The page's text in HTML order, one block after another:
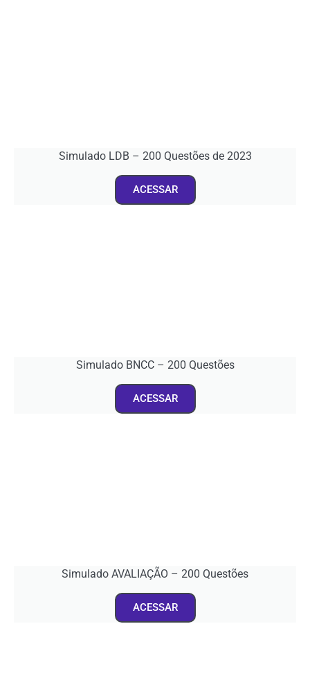
Simulado LDB – 200 Questões de 2023
ACESSAR
Simulado BNCC – 200 Questões
ACESSAR
Simulado AVALIAÇÃO – 200 Questões
ACESSAR